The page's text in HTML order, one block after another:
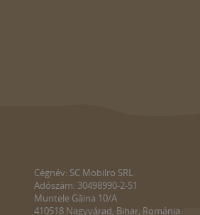
Cégnév: SC Mobilro SRL
Adószám: 30498990-2-51
Muntele Găina 10/A
410518 Nagyvárad, Bihar, Románia